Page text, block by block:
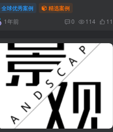
全球优秀案例 精选案例
1年前 0 114 11